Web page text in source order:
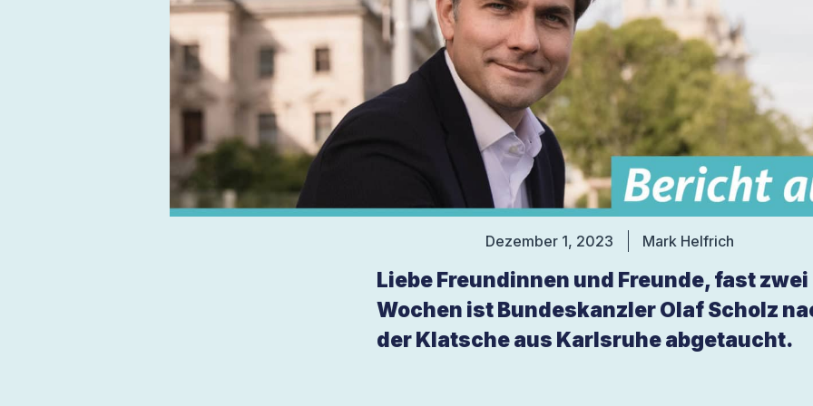
Dezember 1, 2023 Mark Helfrich
Liebe Freundinnen und Freunde, fast zwei
Wochen ist Bundeskanzler Olaf Scholz
der Klatsche aus Karlsruhe abgetaucht.